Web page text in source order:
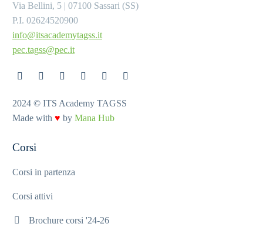
Via Bellini, 5 | 07100 Sassari (SS)
P.I. 02624520900
info@itsacademytagss.it
pec.tagss@pec.it
2024 © ITS Academy TAGSS
Made with ♥ by Mana Hub
Corsi
Corsi in partenza
Corsi attivi
Brochure corsi '24-26